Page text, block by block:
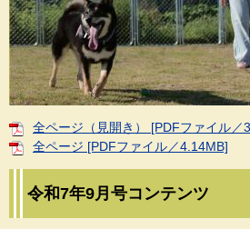
全ページ（見開き） [PDFファイル／
全ページ [PDFファイル／4.14MB]
令和7年9月号コンテンツ